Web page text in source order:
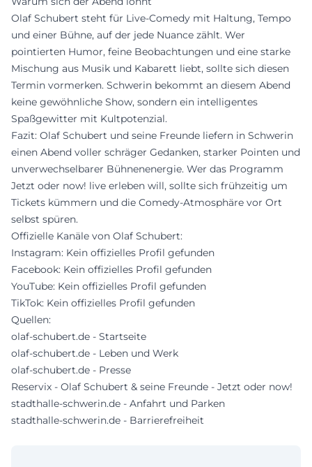
Olaf Schubert steht für Live-Comedy mit Haltung, Tempo
und einer Bühne, auf der jede Nuance zählt. Wer
pointierten Humor, feine Beobachtungen und eine starke
Mischung aus Musik und Kabarett liebt, sollte sich diesen
Termin vormerken. Schwerin bekommt an diesem Abend
keine gewöhnliche Show, sondern ein intelligentes
Spaßgewitter mit Kultpotenzial.
Fazit: Olaf Schubert und seine Freunde liefern in Schwerin
einen Abend voller schräger Gedanken, starker Pointen und
unverwechselbarer Bühnenenergie. Wer das Programm
Jetzt oder now! live erleben will, sollte sich frühzeitig um
Tickets kümmern und die Comedy-Atmosphäre vor Ort
selbst spüren.
Offizielle Kanäle von Olaf Schubert:
Instagram: Kein offizielles Profil gefunden
Facebook: Kein offizielles Profil gefunden
YouTube: Kein offizielles Profil gefunden
TikTok: Kein offizielles Profil gefunden
Quellen:
olaf-schubert.de - Startseite
olaf-schubert.de - Leben und Werk
olaf-schubert.de - Presse
Reservix - Olaf Schubert & seine Freunde - Jetzt oder now!
stadthalle-schwerin.de - Anfahrt und Parken
stadthalle-schwerin.de - Barrierefreiheit